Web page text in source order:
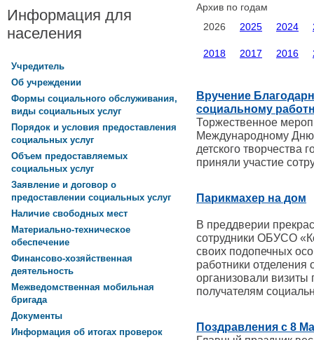
Архив по годам
2026
2025 2024
2018 2017 2016
Вручение
социальному
Торжественное
Международному Дню
детского творчества
приняли участие
Парикмахер на дом
В преддверии
сотрудники ОБУСО
своих подопечных
работники отделения
организовали
получателям
Поздравления с 8
Информация для
населения
Учредитель
Об учреждении
Формы социального обслуживания,
виды социальных услуг
Порядок и условия предоставления
социальных услуг
Объем предоставляемых
социальных услуг
Заявление и договор о
предоставлении социальных услуг
Наличие свободных мест
Материально-техническое
обеспечение
Финансово-хозяйственная
деятельность
Межведомственная мобильная
бригада
Документы
Информация об итогах проверок